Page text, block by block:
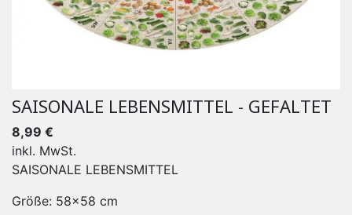
SAISONALE LEBENSMITTEL - GEFALTET
8,99 €
inkl. MwSt.
SAISONALE LEBENSMITTEL
Größe: 58x58 cm